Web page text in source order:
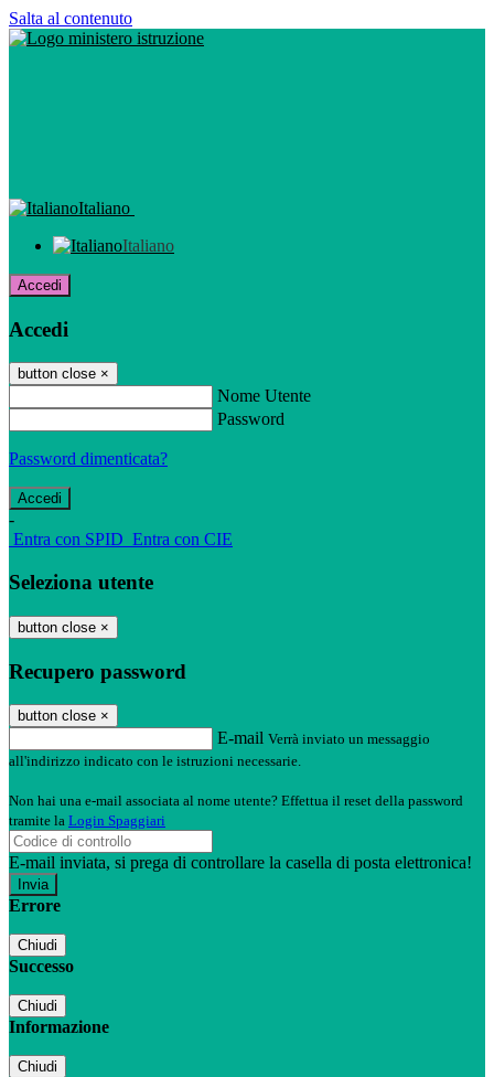
Salta al contenuto
Italiano
Italiano
Accedi
Accedi
button close ×
Nome Utente
Password
Password dimenticata?
-
Entra con SPID Entra con CIE
Seleziona utente
button close ×
Recupero password
button close ×
E-mail Verrà inviato un messaggio
all'indirizzo indicato con le istruzioni necessarie.
Non hai una e-mail associata al nome utente? Effettua il reset della password
tramite la Login Spaggiari
E-mail inviata, si prega di controllare la casella di posta elettronica!
Errore
Chiudi
Successo
Chiudi
Informazione
Chiudi